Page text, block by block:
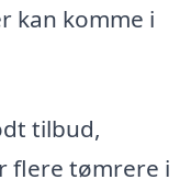
kan komme i
tilbud,
flere tømrere i